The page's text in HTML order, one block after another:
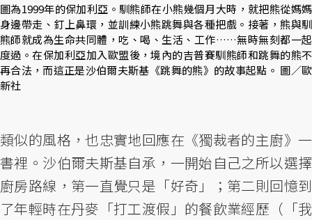
圖為1999年的保加利亞。馴熊師在小熊幾個月大時，就把熊從媽媽
身邊帶走、釘上鼻環，並訓練小熊跳舞與各種把戲。接著，熊與馴
熊師就成為生命共同體，吃、喝、生活、工作……無時無刻都一起
度過。在保加利亞加入歐盟後，境內的吉普賽馴熊師和跳舞的熊不
再合法，而這正是沙伯爾夫斯基《跳舞的熊》的故事起點。 圖／歐
新社
類似的風格，也忠實地回應在《獨裁者的主廚》一
書裡。沙伯爾夫斯基自承，一開始自己之所以選擇
廚房路線，第一直覺只是「好奇」；第二則回憶到
了年輕時在丹麥「打工渡假」的餐飲業經歷（「我